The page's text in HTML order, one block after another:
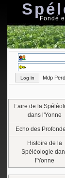
Fondé
Mdp
Faire de la
dans l'Yonne
Echo des
Histoire de la
Spéléologie
l'Yonne